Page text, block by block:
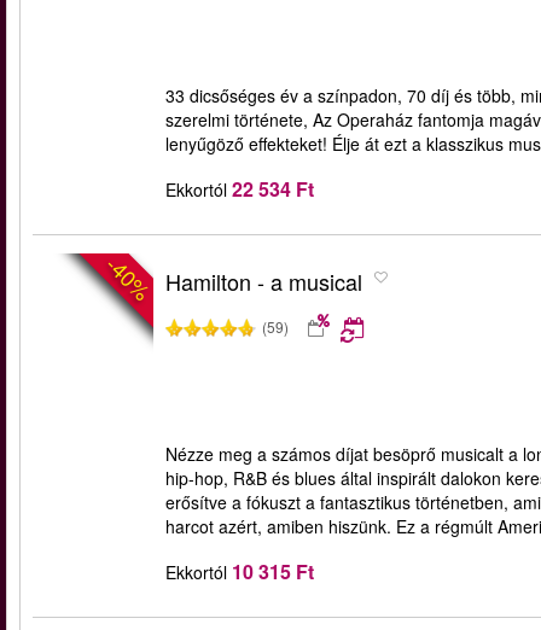
33 dicsőséges év a színpadon, 70 díj és több,
szerelmi története, Az Operaház fantomja
lenyűgöző effekteket! Élje át ezt a klasszikus
Ekkortól 22 534 Ft
-40% Hamilton - a musical
(59)
Nézze meg a számos díjat besöprő musicalt a
hip-hop, R&B és blues által inspirált dalokon
erősítve a fókuszt a fantasztikus történetben,
harcot azért, amiben hiszünk. Ez a régmúlt
Ekkortól 10 315 Ft